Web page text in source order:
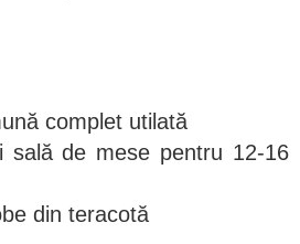
complet utilată
sală de mese pentru 12-16
din teracotă